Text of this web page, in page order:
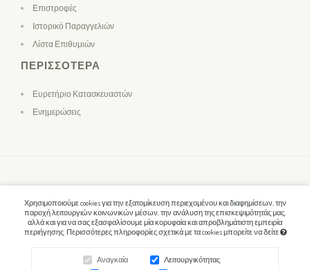
Χρησιμοποιούμε cookies για την εξατομίκευση περιεχομένου και διαφημίσεων, την
παροχή λειτουργιών κοινωνικών μέσων, την ανάλυση της επισκεψιμότητάς μας,
αλλά και για να σας εξασφαλίσουμε μία κορυφαία και απροβλημάτιστη εμπειρία
περιήγησης. Περισσότερες πληροφορίες σχετικά με τα cookies μπορείτε να δείτε
Αναγκαία
Λειτουργικότητας
Επιστροφές
Ιστορικό Παραγγελιών
Λίστα Επιθυμιών
ΠΕΡΙΣΣΌΤΕΡΑ
Ευρετήριο Κατασκευαστών
Ενημερώσεις